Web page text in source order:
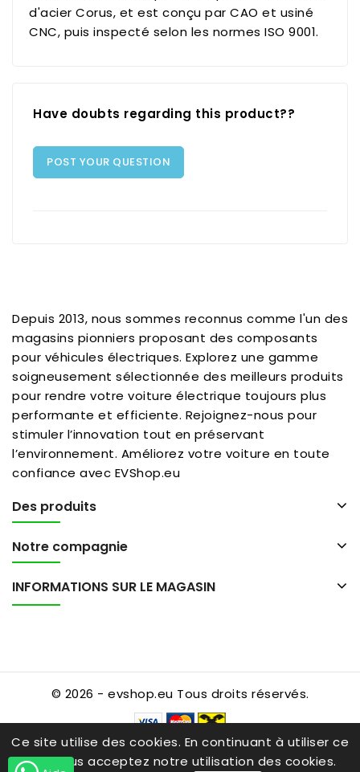
d'acier Corus, et est conçu par CAO et usiné
CNC, puis inspecté selon les normes ISO 9001.
Have doubts regarding this product??
POST YOUR QUESTION
Depuis 2013, nous sommes reconnus comme l'un des
magasins pionniers proposant des composants
pour véhicules électriques. Explorez une gamme
soigneusement sélectionnée des meilleurs produits
pour rendre votre voiture électrique toujours plus
performante et efficiente. Rejoignez-nous pour
stimuler l’innovation tout en préservant
l’environnement. Améliorez votre voiture en toute
confiance avec EVShop.eu
Des produits
Notre compagnie
INFORMATIONS SUR LE MAGASIN
Ce site utilise des cookies. En continuant à utiliser ce
site, vous acceptez notre utilisation des cookies.
© 2026 - evshop.eu Tous droits réservés.